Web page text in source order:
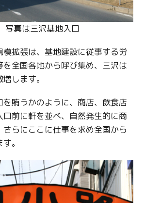
真は三沢基地入口
模拡張は、基地建設に従事する労
全国各地から呼び集め、三沢は
します。
賄うかのように、商店、飲食店
口前に軒を並べ、自然発生的に商
らにここに仕事を求め全国から
。